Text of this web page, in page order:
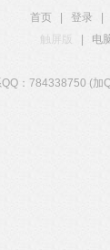
首页 登录
触屏版
电
QQ：784338750 (加